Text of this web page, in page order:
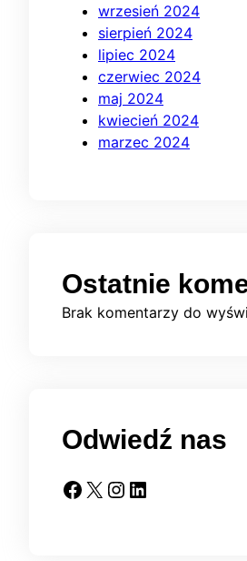
wrzesień 2024
sierpień 2024
lipiec 2024
czerwiec 2024
maj 2024
kwiecień 2024
marzec 2024
Ostatnie
Brak komentarzy do
Odwiedź nas
Facebook X Instagram LinkedIn